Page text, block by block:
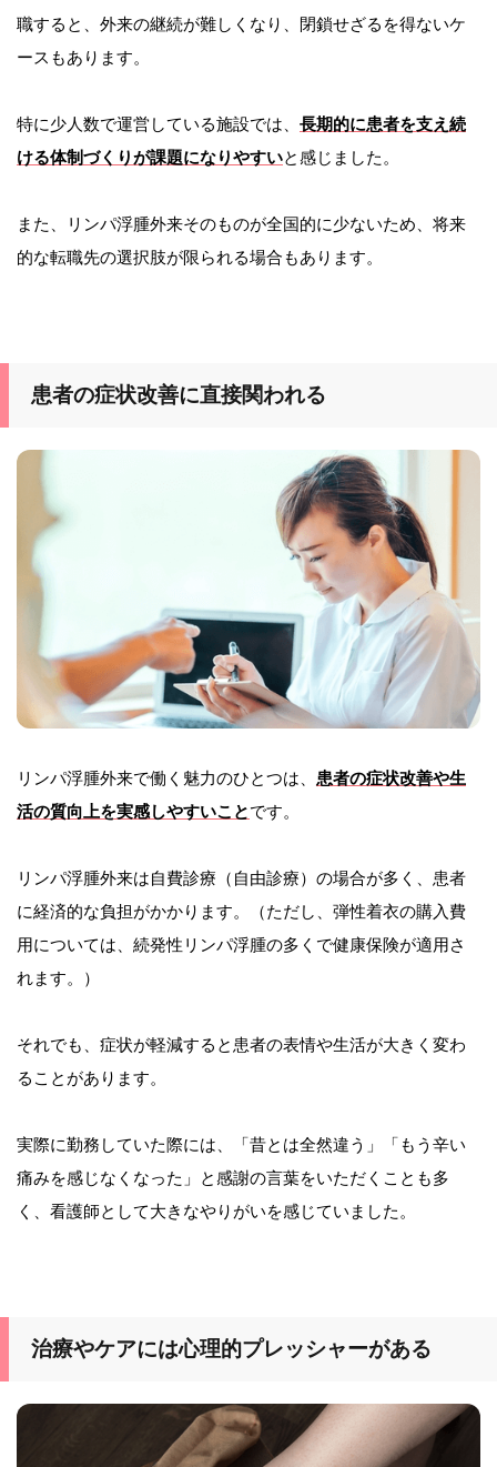
職すると、外来の継続が難しくなり、閉鎖せざるを得ないケ
ースもあります。
特に少人数で運営している施設では、 長期的に患者を支え続
ける体制づくりが課題になりやすいと感じました。
また、リンパ浮腫外来そのものが全国的に少ないため、将来
的な転職先の選択肢が限られる場合もあります。
患者の症状改善に直接関われる
リンパ浮腫外来で働く魅力のひとつは、 患者の症状改善や生
活の質向上を実感しやすいことです。
リンパ浮腫外来は自費診療（自由診療）の場合が多く、患者
に経済的な負担がかかります。（ただし、弾性着衣の購入費
用については、続発性リンパ浮腫の多くで健康保険が適用さ
れます。）
それでも、症状が軽減すると患者の表情や生活が大きく変わ
ることがあります。
実際に勤務していた際には、「昔とは全然違う」「もう辛い
痛みを感じなくなった」と感謝の言葉をいただくことも多
く、看護師として大きなやりがいを感じていました。
治療やケアには心理的プレッシャーがある